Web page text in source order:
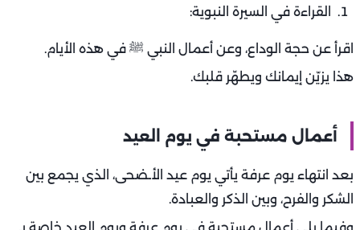
القراءة في السيرة النبوية:
اقرأ عن حجة الوداع، وعن أعمال النبي ﷺ في هذه الأيام.
هذا يزيّن إيمانك ويطهّر قلبك.
أعمال مستحبة في يوم العيد
بعد انتهاء يوم عرفة يأتي يوم عيد الأـضحى، الذي يجمع بين
الشكر والفرح، وبين الذكر والعبادة.